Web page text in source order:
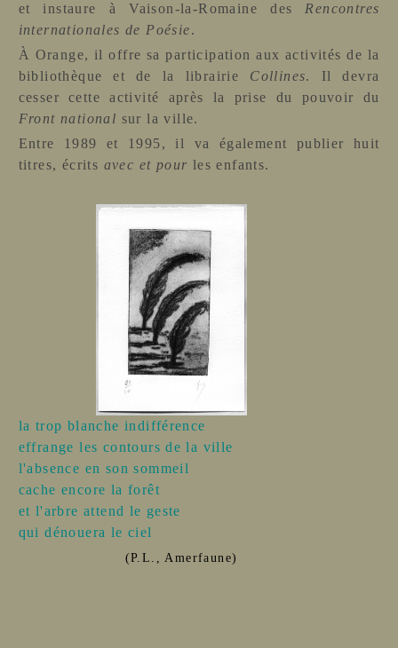
et instaure à Vaison-la-Romaine des Rencontres
internationales de Poésie.
À Orange, il offre sa participation aux activités de la
bibliothèque et de la librairie Collines. Il devra
cesser cette activité après la prise du pouvoir du
Front national sur la ville.
Entre 1989 et 1995, il va également publier huit
titres, écrits avec et pour les enfants.
la trop blanche indifférence
effrange les contours de la ville
l'absence en son sommeil
cache encore la forêt
et l'arbre attend le geste
qui dénouera le ciel
(P.L., Amerfaune)